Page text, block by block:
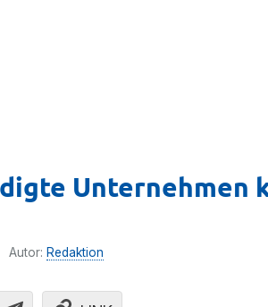
Unternehmen
Autor: Redaktion